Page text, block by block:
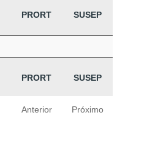
PRORT SUSEP
PRORT SUSEP
Anterior Próximo